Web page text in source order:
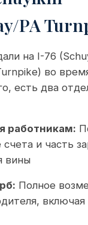
PA
на I-76
во
есть два
работникам:
и часть
вины
Полное
включая